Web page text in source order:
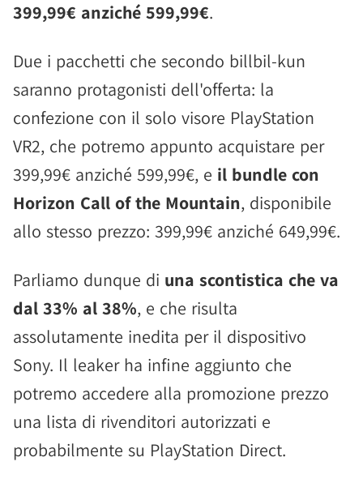
399,99€ anziché 599,99€.
Due i pacchetti che secondo billbil-kun
saranno protagonisti dell'offerta: la
confezione con il solo visore PlayStation
VR2, che potremo appunto acquistare per
399,99€ anziché 599,99€, e il bundle con
Horizon Call of the Mountain, disponibile
allo stesso prezzo: 399,99€ anziché 649,99€.
Parliamo dunque di una scontistica che va
dal 33% al 38%, e che risulta
assolutamente inedita per il dispositivo
Sony. Il leaker ha infine aggiunto che
potremo accedere alla promozione prezzo
una lista di rivenditori autorizzati e
probabilmente su PlayStation Direct.